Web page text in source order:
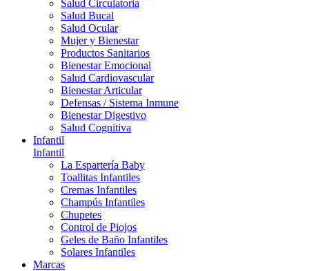
Salud Circulatoria
Salud Bucal
Salud Ocular
Mujer y Bienestar
Productos Sanitarios
Bienestar Emocional
Salud Cardiovascular
Bienestar Articular
Defensas / Sistema Inmune
Bienestar Digestivo
Salud Cognitiva
Infantil
Infantil
La Espartería Baby
Toallitas Infantiles
Cremas Infantiles
Champús Infantiles
Chupetes
Control de Piojos
Geles de Baño Infantiles
Solares Infantiles
Marcas